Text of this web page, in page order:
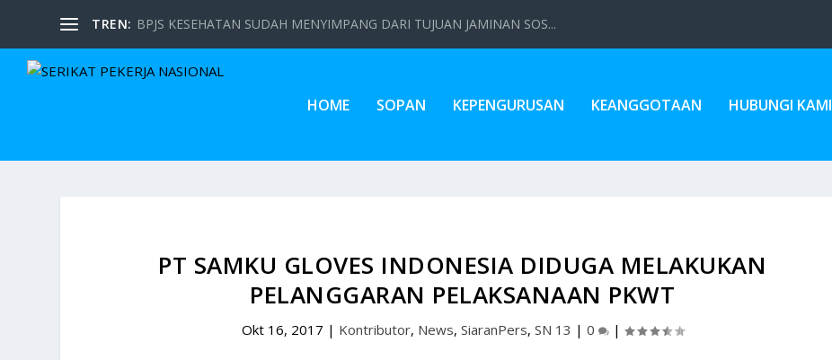
TREN: BPJS KESEHATAN SUDAH MENYIMPANG DARI TUJUAN JAMINAN SOS...
HOME SOPAN KEPENGURUSAN KEANGGOTAAN HUBUNGI KAMI
PT SAMKU GLOVES INDONESIA DIDUGA MELAKUKAN
PELANGGARAN PELAKSANAAN PKWT
Okt 16, 2017 | Kontributor, News, SiaranPers, SN 13 | 0 |